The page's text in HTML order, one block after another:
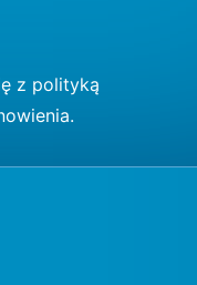
z polityką